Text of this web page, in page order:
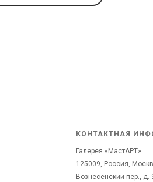
КОНТАКТНАЯ
Галерея «МастАРТ»
125009, Россия,
Вознесенский пер., д.